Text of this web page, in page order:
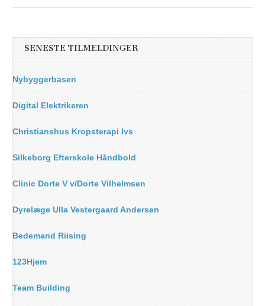
SENESTE TILMELDINGER
Nybyggerbasen
Digital Elektrikeren
Christianshus Kropsterapi Ivs
Silkeborg Efterskole Håndbold
Clinic Dorte V v/Dorte Vilhelmsen
Dyrelæge Ulla Vestergaard Andersen
Bedemand Riising
123Hjem
Team Building